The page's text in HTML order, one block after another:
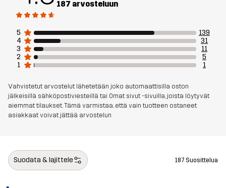
Taustapuoli
Materiaali 2 86% Polyesteria, 14% Elastaani
Materiaali 3 100% Polyesteria
Vuori 1
95% Polyesteria (Kierrätettyä), 5%
Polyesteria
Kalvo
Vesipilari: 20 000 mm
Hengittävyys: 20 000 g/m²/24h
187 arvosteluun
5
139
4
31
3
11
2
5
1
1
Vahvistetut arvostelut lähetetään joko automaattisilla oston
jälkeisillä sähköpostiviesteillä tai Omat sivut -sivuilla, joista löytyvät
aiemmat tilaukset. Tämä varmistaa, että vain tuotteen ostaneet
asiakkaat voivat jättää arvostelun
Suodata & lajittele 187 Suosittelua